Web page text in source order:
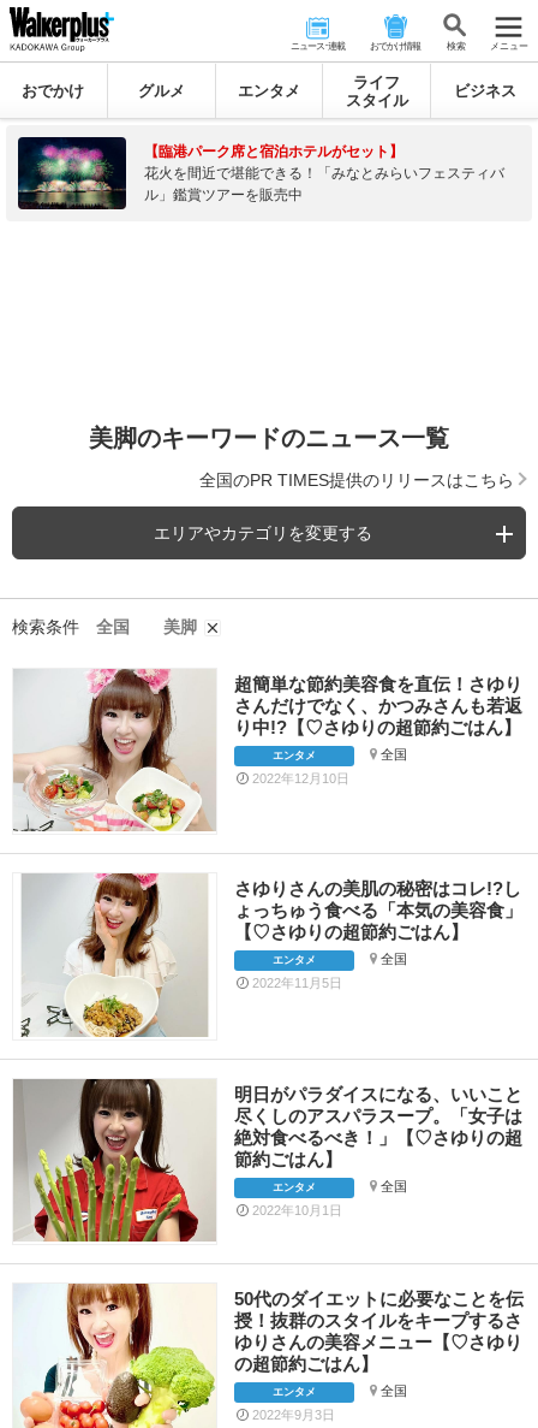
ニュース･連載 おでかけ情報 検 索 メニュー
おでかけ グルメ エンタメ
ライフ
スタイル
ビジネス
【臨港パーク席と宿泊ホテルがセット】
花火を間近で堪能できる！「みなとみらいフェスティバ
ル」鑑賞ツアーを販売中
美脚のキーワードのニュース一覧
全国のPR TIMES提供のリリースはこちら
エリアやカテゴリを変更する
検索条件 全国 美脚
超簡単な節約美容食を直伝！さゆり
さんだけでなく、かつみさんも若返
り中!?【♡さゆりの超節約ごはん】
エンタメ
全国
2022年12月10日
さゆりさんの美肌の秘密はコレ!?し
ょっちゅう食べる「本気の美容食」
【♡さゆりの超節約ごはん】
エンタメ
全国
2022年11月5日
明日がパラダイスになる、いいこと
尽くしのアスパラスープ。「女子は
絶対食べるべき！」【♡さゆりの超
節約ごはん】
エンタメ
全国
2022年10月1日
50代のダイエットに必要なことを伝
授！抜群のスタイルをキープするさ
ゆりさんの美容メニュー【♡さゆり
の超節約ごはん】
エンタメ
全国
2022年9月3日